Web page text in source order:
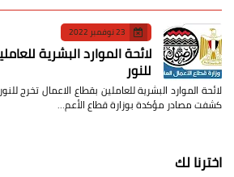
23 نوفمبر 2022
لائحة الموارد البشرية
للنور
لائحة الموارد البشرية للعاملين بقطاع الاعمال تخرج
كشفت مصادر مؤكدة بوزارة قطاع الأعم…
اخترنا لك